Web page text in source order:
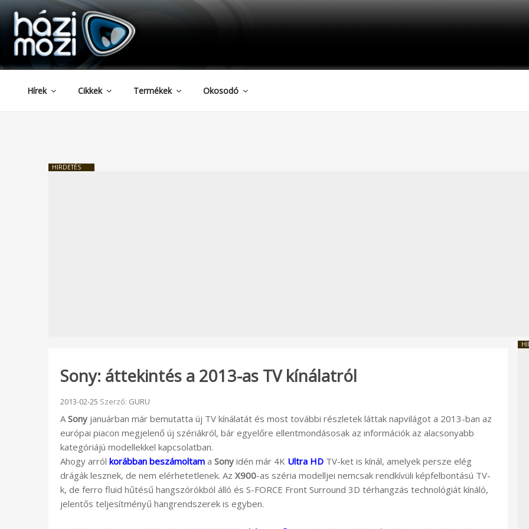
Tartalomhoz
HAZIMOZI
Hírek Cikkek Termékek Okosodó
HIRDETÉS
Sony: áttekintés a 2013-as TV kínálatról
Beküldve:
2013-02-25 Szerző: GURU
A Sony januárban már bemutatta új TV kínálatát és most további részletek láttak napvilágot a 2013-ban az
európai piacon megjelenő új szériákról, bár egyelőre ellentmondásosak az információk az alacsonyabb
kategóriájú modellekkel kapcsolatban.
Ahogy arról korábban beszámoltam a Sony idén már 4K Ultra HD TV-ket is kínál, amelyek persze elég
drágák lesznek, de nem elérhetetlenek. Az X900-as széria modelljei nemcsak rendkívüli képfelbontású TV-
k, de ferro fluid hűtésű hangszórókból álló és S-FORCE Front Surround 3D térhangzás technológiát kínáló,
jelentős teljesítményű hangrendszerek is egyben.